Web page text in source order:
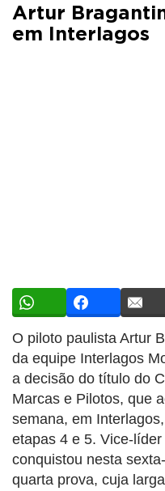
Artur
em Interlagos
O piloto paulista Artur
da equipe Interlagos
a decisão do título do
Marcas e Pilotos, que
semana, em
etapas 4 e 5. Vice-
conquistou nesta
quarta prova, cuja